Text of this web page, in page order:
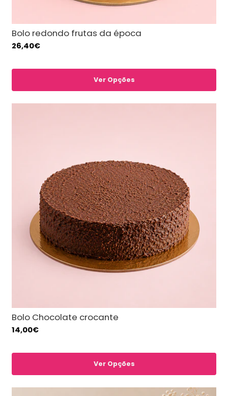
Bolo redondo frutas da época
26,40€
Ver Opções
Bolo Chocolate crocante
14,00€
Ver Opções